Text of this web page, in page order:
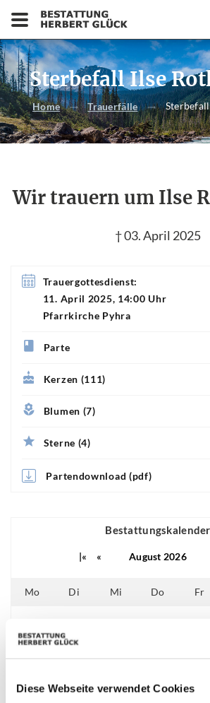
Diese Webseite verwendet Cookies
Sterbefall Ilse
Home Trauerfälle
Wir trauern um Ilse
† 03. April 2025
Trauergottesdienst:
11. April 2025, 14:00 Uhr
Pfarrkirche Pyhra
Parte
Kerzen (111)
Blumen (7)
Sterne (4)
Partendownload (pdf)
Bestattungskalender
|« « August 2026
Mo Di Mi Do Fr
03 04 05 06 07
10 11 12 13 14